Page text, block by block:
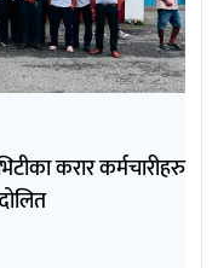
करार कर्मचारीहरु